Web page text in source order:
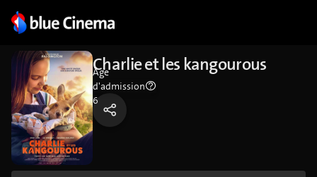
Charlie et les kangourous
Âge
d'admission
6